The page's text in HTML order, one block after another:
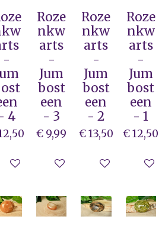
-
4
In winkelwagen
Roze
nkw
arts
-
Jum
bost
een
- 3
€ 9,99
In winkelwagen
Roze
nkw
arts
-
Jum
bost
een
- 2
€ 13,50
In
Roze
nkw
arts
-
Jum
bost
een
- 1
€ 12,50
In